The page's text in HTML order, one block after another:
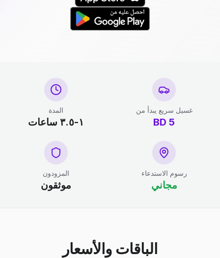
غسيل سريع يبدأ من
5
BD
المدة
١-٣.٥ ساعات
رسوم الاستدعاء
مجاني
المزودون
موثقون
الباقات والأسعار